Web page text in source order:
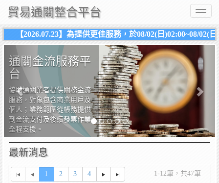
Toggle
貿易通關整合平台
進行設備維護作業，「通關金流 ... 【
通關金流服務平
台
協助通關業者提供關務金流
服務，對象包含商業用戶及
個人；業務範圍從帳務提供
到金流支付及後續發票作業
全程支援。
最新消息
1 2 3 4 1-12筆，共47筆